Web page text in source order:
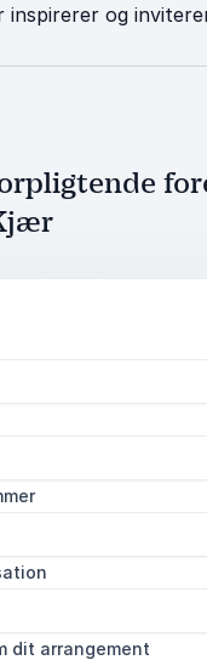
inspirerer og
dit arrangement